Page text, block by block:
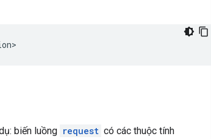
biến luồng request có các thuộc tính